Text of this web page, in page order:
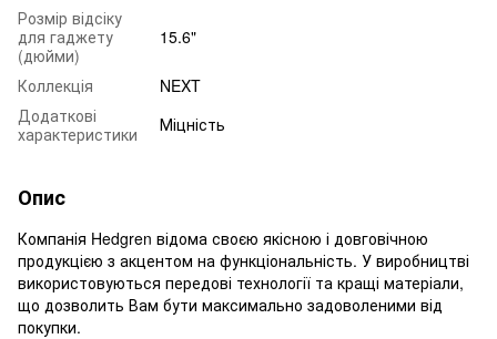
Розмір відсіку
для гаджету
(дюйми)
15.6"
Коллекція
NEXT
Додаткові
характеристики
Міцність
Опис
Компанія Hedgren відома своєю якісною і довговічною
продукцією з акцентом на функціональність. У виробництві
використовуються передові технології та кращі матеріали,
що дозволить Вам бути максимально задоволеними від
покупки.